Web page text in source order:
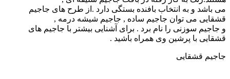
می باشد و به انتخاب بافنده بستگی دارد .از طرح های جاجیم
قشقایی می توان جاجیم ساده , جاجیم شیشه درمه ,
و جاجیم سوزنی را نام برد . برای آشنایی بیشتر با جاجیم های
قشقایی با پرشین وی همراه باشید .
جاجیم قشقایی